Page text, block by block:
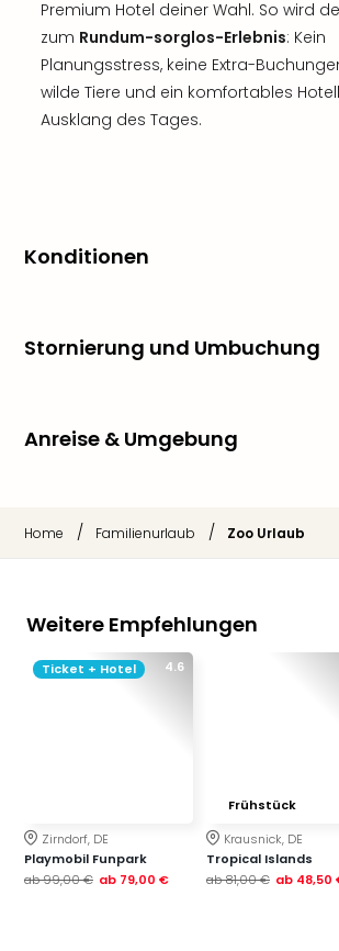
Premium Hotel deiner Wahl. So wird
zum Rundum-sorglos-Erlebnis: Kein
Planungsstress, keine Extra-
wilde Tiere und ein komfortables
Ausklang des Tages.
Konditionen
Stornierung und Umbuchung
Anreise & Umgebung
Home / Familienurlaub / Zoo Urlaub
Weitere Empfehlungen
4.6
Ticket + Hotel
Zirndorf, DE
Playmobil Funpark
ab99,00 € ab 79,00 €
Frühstück
Krausnick, DE
Tropical Islands
ab81,00 € ab 48,50